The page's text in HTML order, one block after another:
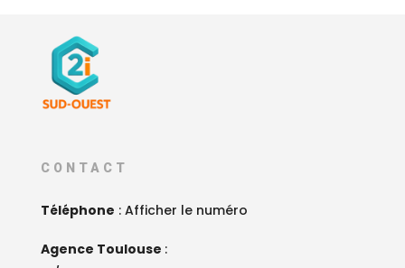
CONTACT
Téléphone : Afficher le numéro
Agence Toulouse :